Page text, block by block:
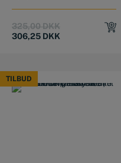
325,00DKKOriginal
306,25 DKK
Current
TILBUD
TILBUD